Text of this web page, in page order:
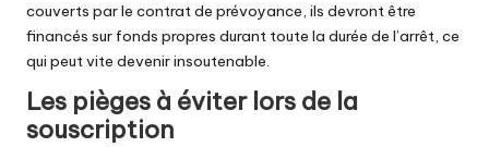
couverts par le contrat de prévoyance, ils devront être
financés sur fonds propres durant toute la durée de l’arrêt, ce
qui peut vite devenir insoutenable.
Les pièges à éviter lors de la
souscription